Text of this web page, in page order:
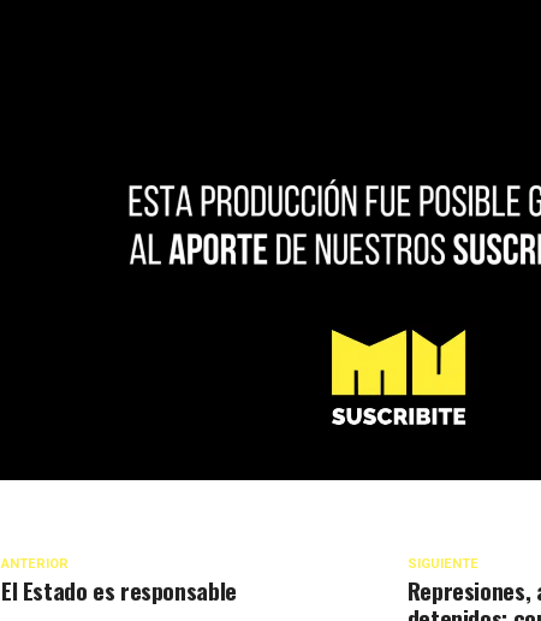
SIGUIENTE
ANTERIOR
El Estado es responsable